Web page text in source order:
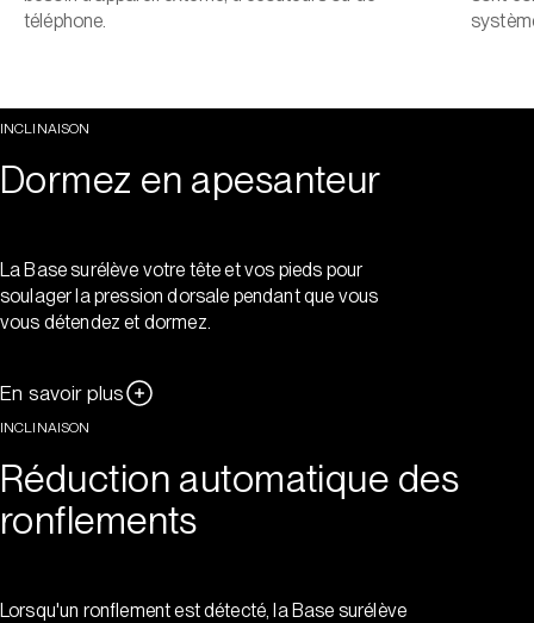
téléphone.
INCLINAISON
Dormez en apesanteur
La Base surélève votre tête et vos pieds pour
soulager la pression dorsale pendant que vous
vous détendez et dormez.
En savoir plus
INCLINAISON
Réduction automatique des
ronflements
Lorsqu'un ronflement est détecté, la Base surélève